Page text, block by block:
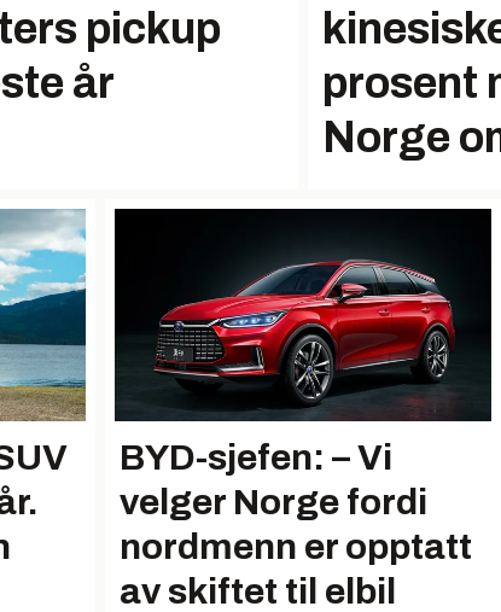
pickup
år
prosent
Norge
BYD-sjefen: – Vi
velger Norge fordi
nordmenn er opptatt
av skiftet til elbil